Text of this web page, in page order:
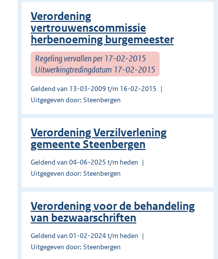
Verordening
vertrouwenscommissie
herbenoeming burgemeester
Regeling vervallen per 17-02-2015
Uitwerkingtredingdatum 17-02-2015
Geldend van 13-03-2009 t/m 16-02-2015
Uitgegeven door: Steenbergen
Verordening Verzilverlening
gemeente Steenbergen
Geldend van 04-06-2025 t/m heden
Uitgegeven door: Steenbergen
Verordening voor de behandeling
van bezwaarschriften
Geldend van 01-02-2024 t/m heden
Uitgegeven door: Steenbergen